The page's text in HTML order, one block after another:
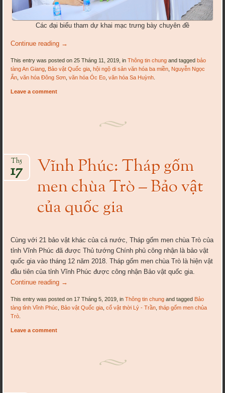
Các đại biểu tham dự khai mạc trưng bày chuyên đề
Continue reading →
This entry was posted on 25 Tháng 11, 2019, inThông tin chung and taggedbảo
tàng An Giang Bảo vật Quốc gia ,hội ngộ di sản văn hóa ba miền Nguyễn Ngọc
Ẩn ,văn hóa Đông Sơn ,văn hóa Óc Eo ,văn hóa Sa Huỳnh
Leave a comment
Vĩnh Phúc: Tháp gốm
men chùa Trò – Bảo vật
của quốc gia
Th5
17
Cùng với 21 bảo vật khác của cả nước, Tháp gốm men chùa Trò của
tỉnh Vĩnh Phúc đã được Thủ tướng Chính phủ công nhận là bảo vật
quốc gia vào tháng 12 năm 2018. Tháp gốm men chùa Trò là hiện vật
đầu tiên của tỉnh Vĩnh Phúc được công nhận Bảo vật quốc gia.
Continue reading →
This entry was posted on 17 Tháng 5, 2019, inThông tin chung and tagged Bảo
tàng tỉnh Vĩnh Phúc
Bảo vật Quốc gia ,cổ vật thời Lý - Trần ,tháp gốm men chủa
Trò
Leave a comment